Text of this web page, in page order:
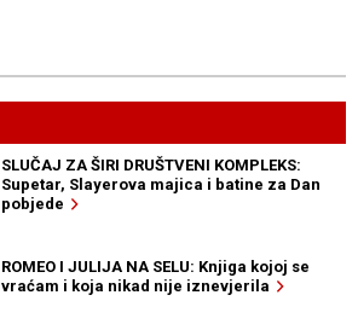
SLUČAJ ZA ŠIRI DRUŠTVENI KOMPLEKS:
Supetar, Slayerova majica i batine za Dan
pobjede
ROMEO I JULIJA NA SELU: Knjiga kojoj se
vraćam i koja nikad nije iznevjerila